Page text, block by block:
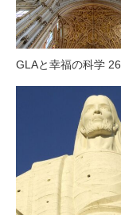
GLAと幸福の科学 26